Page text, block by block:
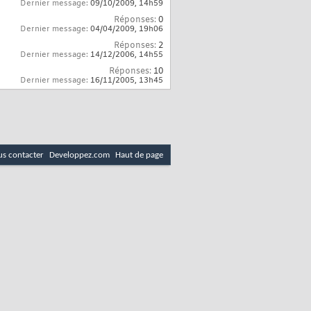
Dernier message: 09/10/2009, 14h59
Réponses:0
Dernier message: 04/04/2009, 19h06
Réponses: 2
Dernier message: 14/12/2006, 14h55
Réponses: 10
Dernier message: 16/11/2005, 13h45
contacter Developpez.com Haut de page